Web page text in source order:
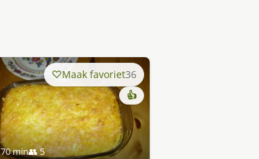
min👥 5
Maak favoriet36
👍